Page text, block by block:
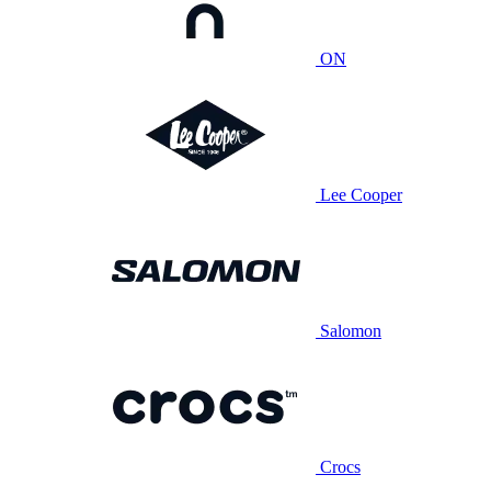
ON
Lee Cooper
Salomon
Crocs